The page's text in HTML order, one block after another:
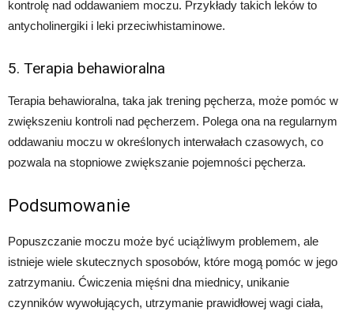
kontrolę nad oddawaniem moczu. Przykłady takich leków to
antycholinergiki i leki przeciwhistaminowe.
5. Terapia behawioralna
Terapia behawioralna, taka jak trening pęcherza, może pomóc w
zwiększeniu kontroli nad pęcherzem. Polega ona na regularnym
oddawaniu moczu w określonych interwałach czasowych, co
pozwala na stopniowe zwiększanie pojemności pęcherza.
Podsumowanie
Popuszczanie moczu może być uciążliwym problemem, ale
istnieje wiele skutecznych sposobów, które mogą pomóc w jego
zatrzymaniu. Ćwiczenia mięśni dna miednicy, unikanie
czynników wywołujących, utrzymanie prawidłowej wagi ciała,